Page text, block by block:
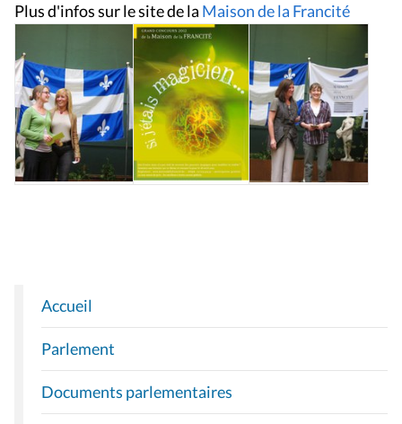
Plus d'infos sur le site de la Maison de la Francité
N
A
V
I
G
Accueil
Parlement
Documents parlementaires